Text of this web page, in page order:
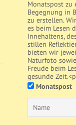
Monatspost zu
Begegnung in
zu erstellen.
es beim Lesen
Innehaltens,
stillen
bieten wir
Naturfoto
Freude beim
gesunde
Monatspost